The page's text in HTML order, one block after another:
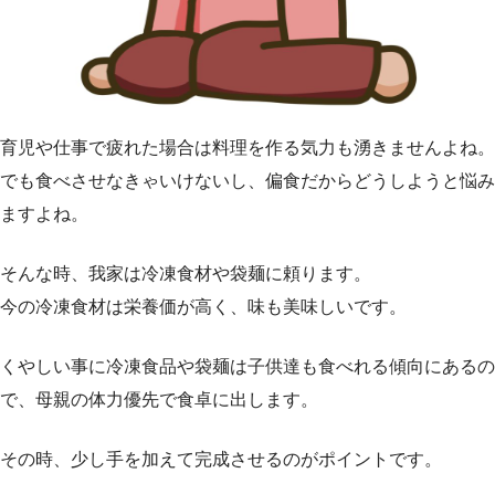
育児や仕事で疲れた場合は料理を作る気力も湧きませんよね。
でも食べさせなきゃいけないし、偏食だからどうしようと悩み
ますよね。
そんな時、我家は冷凍食材や袋麺に頼ります。
今の冷凍食材は栄養価が高く、味も美味しいです。
くやしい事に冷凍食品や袋麺は子供達も食べれる傾向にあるの
で、母親の体力優先で食卓に出します。
その時、少し手を加えて完成させるのがポイントです。